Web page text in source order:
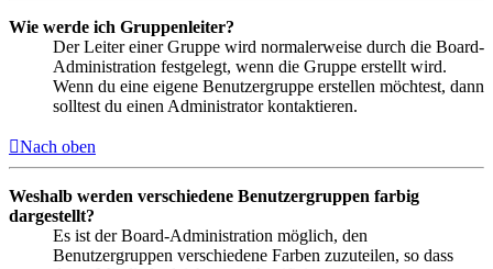
Wie werde ich Gruppenleiter?
Der Leiter einer Gruppe wird normalerweise durch die Board-
Administration festgelegt, wenn die Gruppe erstellt wird.
Wenn du eine eigene Benutzergruppe erstellen möchtest, dann
solltest du einen Administrator kontaktieren.
Nach oben
Weshalb werden verschiedene Benutzergruppen farbig
dargestellt?
Es ist der Board-Administration möglich, den
Benutzergruppen verschiedene Farben zuzuteilen, so dass